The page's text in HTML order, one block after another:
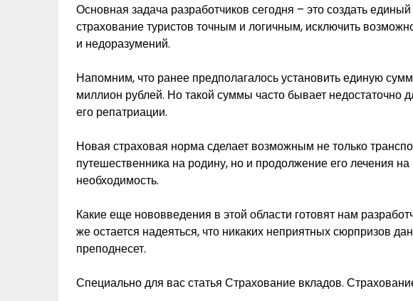
Основная задача разработчиков сегодня – это создать
страхование туристов точным и логичным, исключить
и недоразумений.
Напомним, что ранее предполагалось установить единую
миллион рублей. Но такой суммы часто бывает недостаточно
его репатриации.
Новая страховая норма сделает возможным не только
путешественника на родину, но и продолжение его лечения
необходимость.
Какие еще нововведения в этой области готовят нам
же остается надеяться, что никаких неприятных сюрпризов
преподнесет.
Специально для вас статья Страхование вкладов.